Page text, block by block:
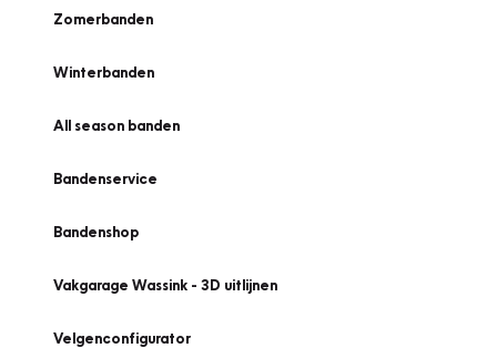
Zomerbanden
Winterbanden
All season banden
Bandenservice
Bandenshop
Vakgarage Wassink - 3D uitlijnen
Velgenconfigurator